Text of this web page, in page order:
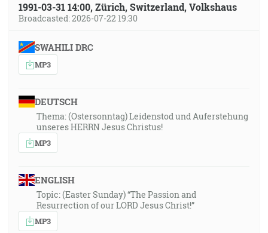
1991-03-31 14:00, Zürich, Switzerland, Volkshaus
Broadcasted: 2026-07-22 19:30
SWAHILI DRC
MP3
DEUTSCH
Thema: (Ostersonntag) Leidenstod und Auferstehung
unseres HERRN Jesus Christus!
MP3
ENGLISH
Topic: (Easter Sunday) “The Passion and
Resurrection of our LORD Jesus Christ!”
MP3